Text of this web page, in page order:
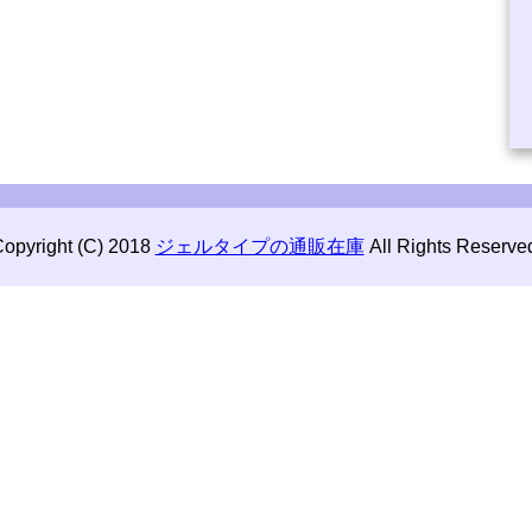
(C) 2018 ジェルタイプの通販在庫All Rights